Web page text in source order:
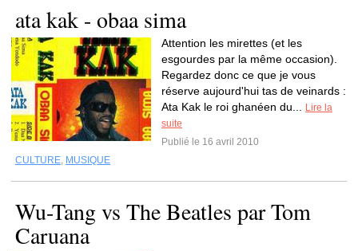
ata kak - obaa sima
Attention les mirettes (et les
esgourdes par la même occasion).
Regardez donc ce que je vous
réserve aujourd'hui tas de veinards :
Ata Kak le roi ghanéen du...
Lire la
suite
Publié le 16 avril 2010
CULTURE, MUSIQUE
Wu-Tang vs The Beatles par Tom
Caruana